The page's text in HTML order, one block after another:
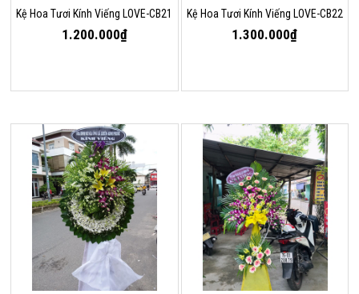
Kệ Hoa Tươi Kính Viếng LOVE-CB21
1.200.000₫
Kệ Hoa Tươi Kính Viếng LOVE-CB22
1.300.000₫